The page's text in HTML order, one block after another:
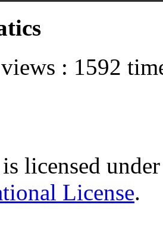
: 1592
licensed
License.